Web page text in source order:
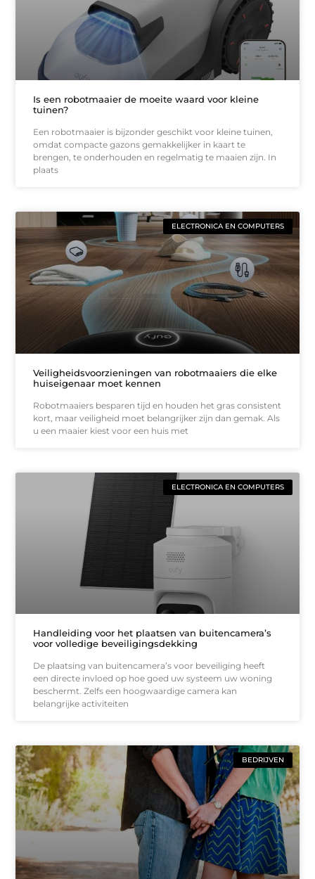
Is een robotmaaier de moeite waard voor kleine
tuinen?
Een robotmaaier is bijzonder geschikt voor kleine tuinen,
omdat compacte gazons gemakkelijker in kaart te
brengen, te onderhouden en regelmatig te maaien zijn. In
plaats
ELECTRONICA EN COMPUTERS
Veiligheidsvoorzieningen van robotmaaiers die elke
huiseigenaar moet kennen
Robotmaaiers besparen tijd en houden het gras consistent
kort, maar veiligheid moet belangrijker zijn dan gemak. Als
u een maaier kiest voor een huis met
ELECTRONICA EN COMPUTERS
Handleiding voor het plaatsen van buitencamera’s
voor volledige beveiligingsdekking
De plaatsing van buitencamera’s voor beveiliging heeft
een directe invloed op hoe goed uw systeem uw woning
beschermt. Zelfs een hoogwaardige camera kan
belangrijke activiteiten
BEDRIJVEN